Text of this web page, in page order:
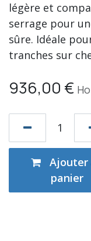
légère et
serrage pour
sûre. Idéale
tranches sur
936,00 €
Ajouter
panier